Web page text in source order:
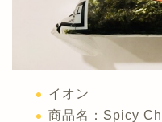
イオン
商品名：Spicy